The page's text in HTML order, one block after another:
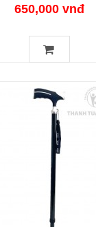
650,000 vnđ